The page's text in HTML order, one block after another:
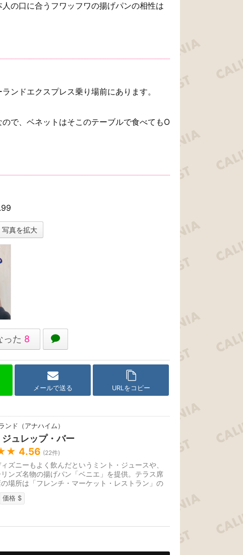
の口に合うフワッフワの揚げパンの相性は
ンドエクスプレス乗り場前にあります。
で、ベネットはそこのテーブルで食べてもO
写真を拡大
った 8
メールで送る URLをコピー
ンド（アナハイム）
ジュレップ・バー
4.56 (22件)
ズニーもよく飲んだというミント・ジュースや、
リンズ名物の揚げパン「ベニエ」を提供。テラス席
場所は「フレンチ・マーケット・レストラン」の
アの奧にあります。
価格 $